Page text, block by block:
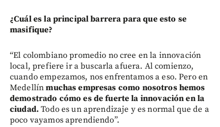
¿Cuál es la principal barrera para que esto se
masifique?
“El colombiano promedio no cree en la innovación
local, prefiere ir a buscarla afuera. Al comienzo,
cuando empezamos, nos enfrentamos a eso. Pero en
Medellínmuchas empresas como nosotros hemos
demostrado cómo es de fuerte la innovación en la
ciudad.Todo es un aprendizaje y es normal que de a
poco vayamos aprendiendo”.